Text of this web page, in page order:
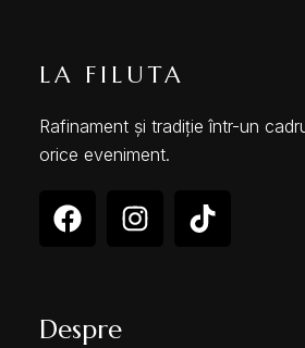
LA FILUTA
Rafinament și tradiție într-un
orice eveniment.
Despre